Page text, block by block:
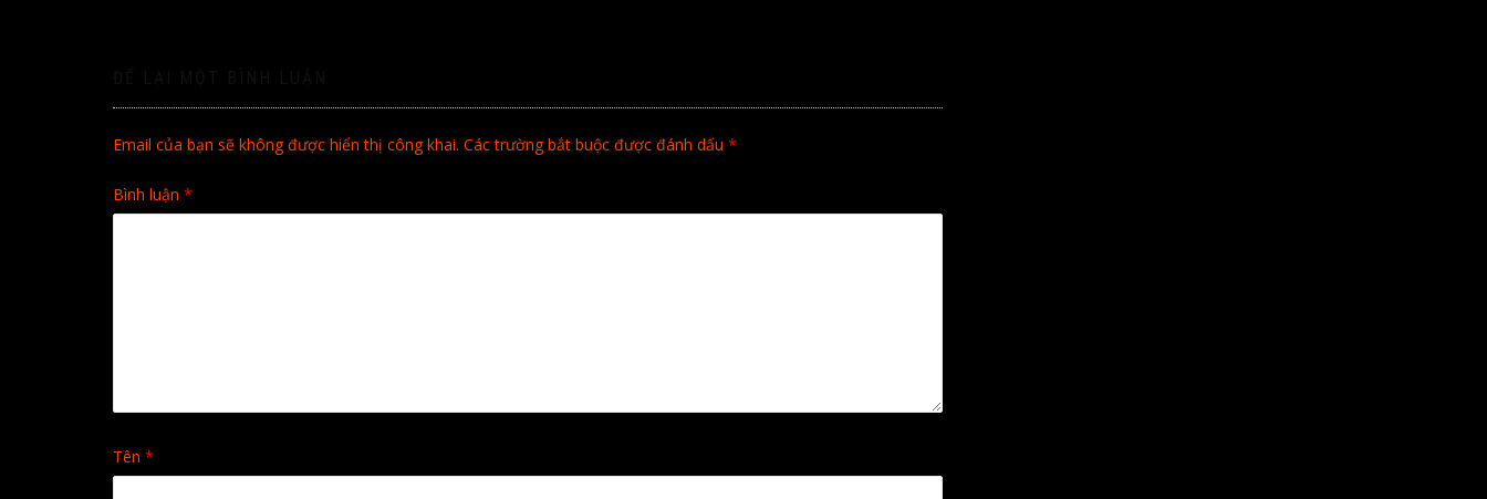
viết
Email của bạn sẽ không được hiển thị công khai. Các trường bắt buộc được đánh dấu *
Bình luận *
Tên *